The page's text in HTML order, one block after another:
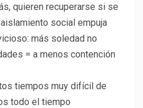
quieren recuperarse si se
social empuja
más soledad no
= a menos contención
tiempos muy difícil de
todo el tiempo